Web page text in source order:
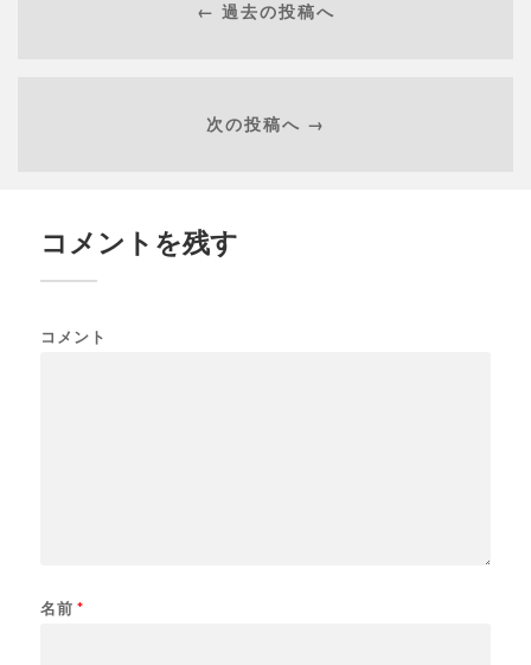
← 過去の投稿へ
次の投稿へ →
コメントを残す
コメント
名前 *